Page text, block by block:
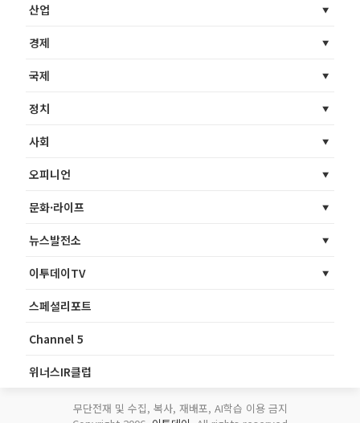
산업
경제
국제
정치
사회
오피니언
문화·라이프
뉴스발전소
이투데이TV
스페셜리포트
Channel 5
위너스IR클럽
무단전재 및 수집, 복사, 재배포, AI학습 이용 금지